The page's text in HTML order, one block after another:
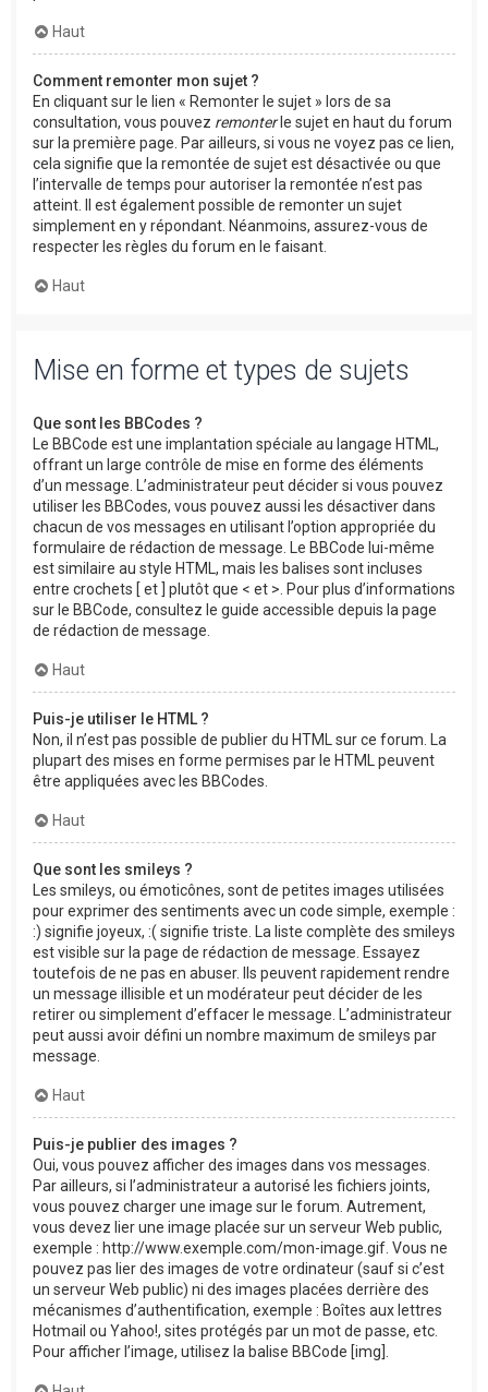
Haut
Comment remonter mon sujet ?
En cliquant sur le lien « Remonter le sujet » lors de sa
consultation, vous pouvez remonterle sujet en haut du forum
sur la première page. Par ailleurs, si vous ne voyez pas ce lien,
cela signifie que la remontée de sujet est désactivée ou que
l’intervalle de temps pour autoriser la remontée n’est pas
atteint. Il est également possible de remonter un sujet
simplement en y répondant. Néanmoins, assurez-vous de
respecter les règles du forum en le faisant.
Haut
Mise en forme et types de sujets
Que sont les BBCodes ?
Le BBCode est une implantation spéciale au langage HTML,
offrant un large contrôle de mise en forme des éléments
d’un message. L’administrateur peut décider si vous pouvez
utiliser les BBCodes, vous pouvez aussi les désactiver dans
chacun de vos messages en utilisant l’option appropriée du
formulaire de rédaction de message. Le BBCode lui-même
est similaire au style HTML, mais les balises sont incluses
entre crochets [ et ] plutôt que < et >. Pour plus d’informations
sur le BBCode, consultez le guide accessible depuis la page
de rédaction de message.
Haut
Puis-je utiliser le HTML ?
Non, il n’est pas possible de publier du HTML sur ce forum. La
plupart des mises en forme permises par le HTML peuvent
être appliquées avec les BBCodes.
Haut
Que sont les smileys ?
Les smileys, ou émoticônes, sont de petites images utilisées
pour exprimer des sentiments avec un code simple, exemple :
:) signifie joyeux, :( signifie triste. La liste complète des smileys
est visible sur la page de rédaction de message. Essayez
toutefois de ne pas en abuser. Ils peuvent rapidement rendre
un message illisible et un modérateur peut décider de les
retirer ou simplement d’effacer le message. L’administrateur
peut aussi avoir défini un nombre maximum de smileys par
message.
Haut
Puis-je publier des images ?
Oui, vous pouvez afficher des images dans vos messages.
Par ailleurs, si l’administrateur a autorisé les fichiers joints,
vous pouvez charger une image sur le forum. Autrement,
vous devez lier une image placée sur un serveur Web public,
exemple : http://www.exemple.com/mon-image.gif. Vous ne
pouvez pas lier des images de votre ordinateur (sauf si c’est
un serveur Web public) ni des images placées derrière des
mécanismes d’authentification, exemple : Boîtes aux lettres
Hotmail ou Yahoo!, sites protégés par un mot de passe, etc.
Pour afficher l’image, utilisez la balise BBCode [img].